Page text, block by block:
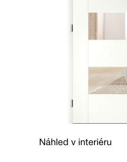
Náhled v interiéru